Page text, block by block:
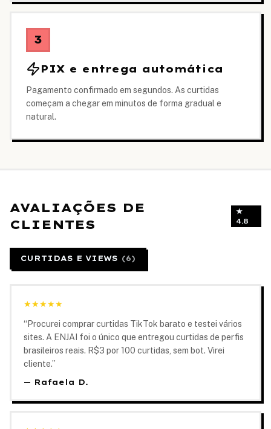
3
PIX e entrega automática
Pagamento confirmado em segundos. As curtidas
começam a chegar em minutos de forma gradual e
natural.
AVALIAÇÕES DE
CLIENTES
★
4.8
CURTIDAS E VIEWS (6)
★★★★★
“ Procurei comprar curtidas TikTok barato e testei vários
sites. A ENJAI foi o único que entregou curtidas de perfis
brasileiros reais. R$3 por 100 curtidas, sem bot. Virei
cliente.”
— Rafaela D.